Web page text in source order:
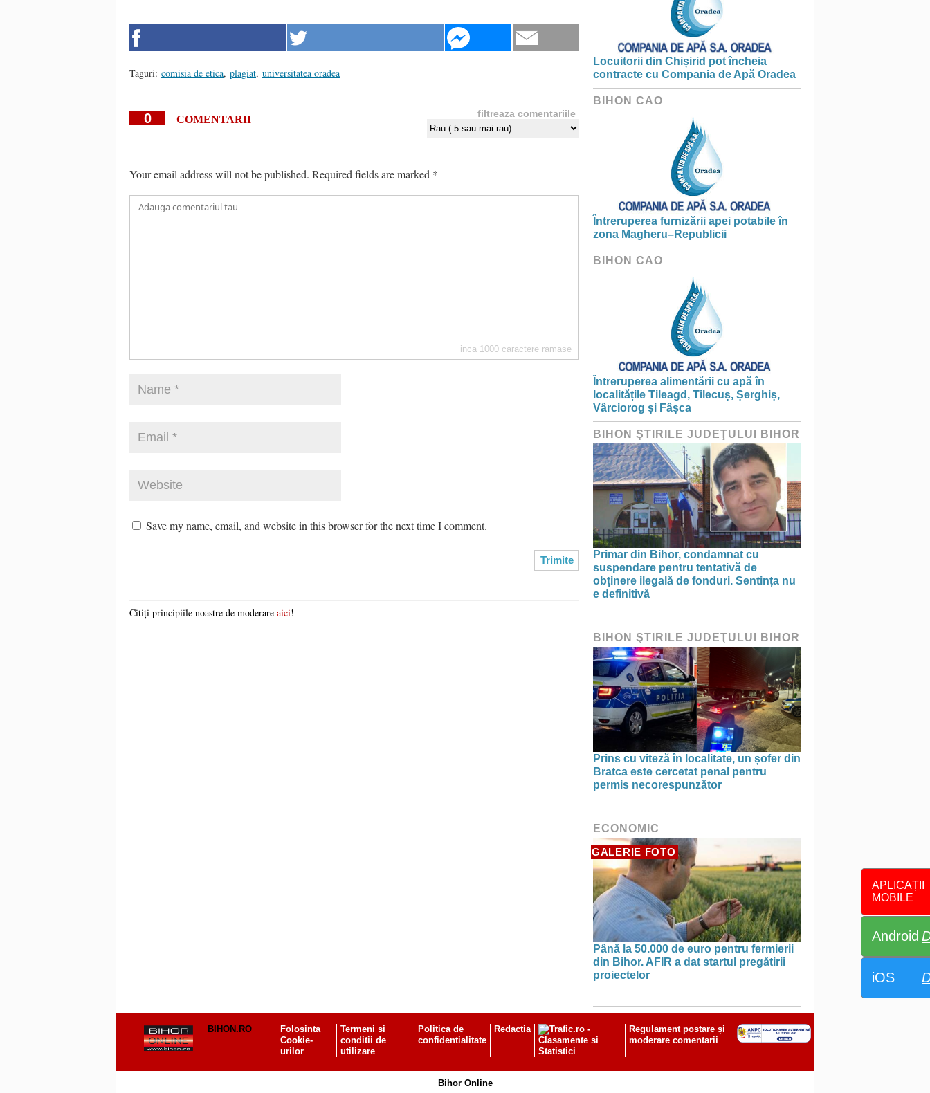
APLICAȚII
MOBILE
Android
iOS
Taguri: comisia de etica, plagiat, universitatea oradea
0 COMENTARII filtreaza comentariile
Your email address will not be published. Required fields are marked *
inca 1000 caractere ramase
Save my name, email, and website in this browser for the next time I comment.
Citiți principiile noastre de moderare aici!
Locuitorii din Chișirid pot încheia
contracte cu Compania de Apă Oradea
BIHON CAO
Întreruperea furnizării apei potabile în
zona Magheru–Republicii
BIHON CAO
Întreruperea alimentării cu apă în
localitățile Tileagd, Tilecuș, Șerghiș,
Vârciorog și Fâșca
BIHON ŞTIRILE JUDEŢULUI BIHOR
Primar din Bihor, condamnat cu
suspendare pentru tentativă de
obținere ilegală de fonduri. Sentința nu
e definitivă
BIHON ŞTIRILE JUDEŢULUI BIHOR
Prins cu viteză în localitate, un șofer din
Bratca este cercetat penal pentru
permis necorespunzător
ECONOMIC
GALERIE FOTO
Până la 50.000 de euro pentru fermierii
din Bihor. AFIR a dat startul pregătirii
proiectelor
BIHON.RO
Folosinta
Cookie-
urilor
Termeni si
conditii de
utilizare
Politica de
confidentialitate
Redactia
Regulament postare și
moderare comentarii
Bihor Online